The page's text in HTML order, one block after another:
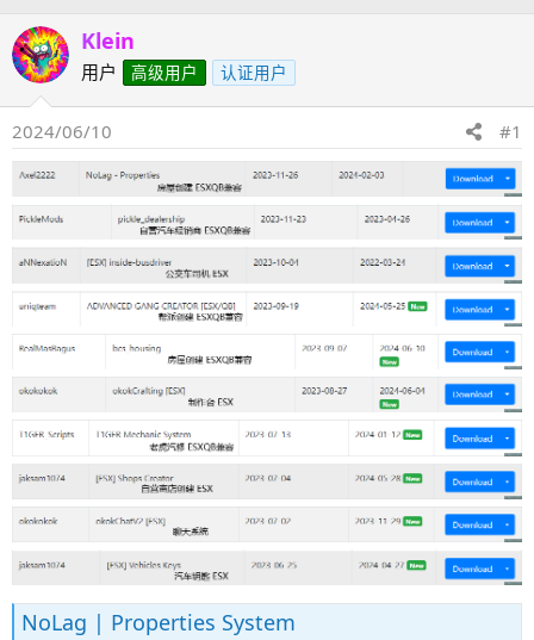
Klein
用户 高级用户 认证用户
2024/06/10 #1
NoLag | Properties System